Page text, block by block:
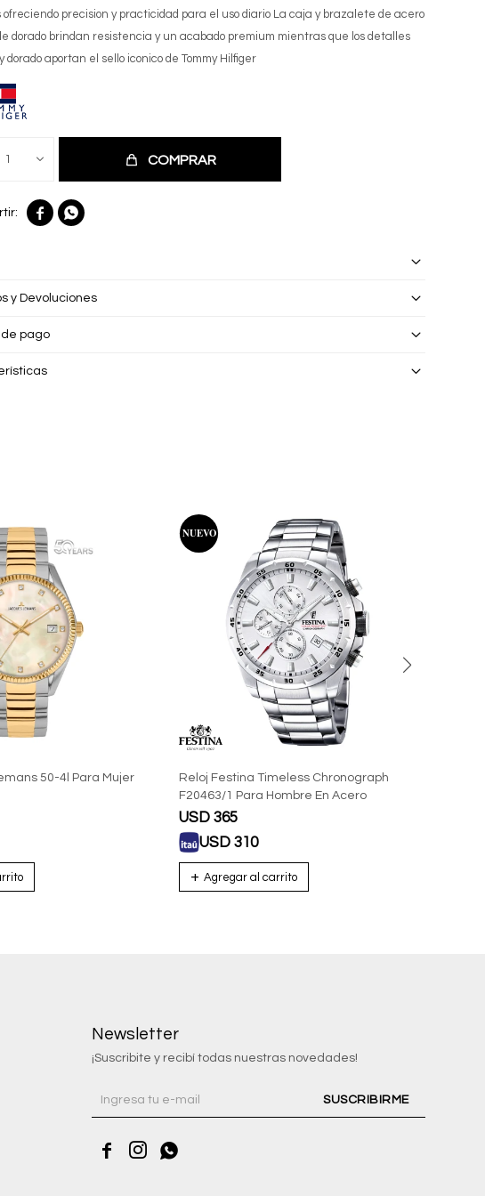
ofreciendo precision y practicidad para el uso diario La caja y brazalete de acero
dorado brindan resistencia y un acabado premium mientras que los detalles
dorado aportan el sello iconico de Tommy Hilfiger
1 COMPRAR
 
y Devoluciones
pago
50-4l Para Mujer
Reloj Festina Timeless Chronograph
F20463/1 Para Hombre En Acero
USD 365
USD 310
Newsletter
¡Suscribite y recibí todas nuestras novedades!
SUSCRIBIRME
  